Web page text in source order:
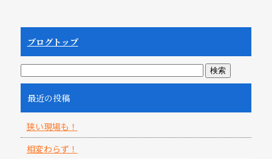
ブログトップ
最近の投稿
狭い現場も！
相変わらず！